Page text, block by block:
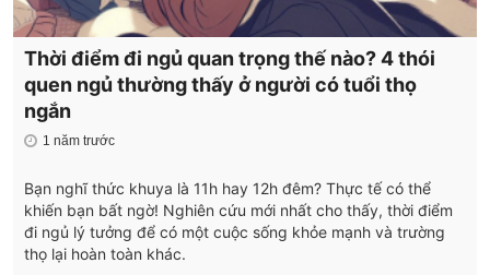
Thời điểm đi ngủ quan trọng thế nào? 4 thói
quen ngủ thường thấy ở người có tuổi thọ
ngắn
1 năm trước
Bạn nghĩ thức khuya là 11h hay 12h đêm? Thực tế có thể
khiến bạn bất ngờ! Nghiên cứu mới nhất cho thấy, thời điểm
đi ngủ lý tưởng để có một cuộc sống khỏe mạnh và trường
thọ lại hoàn toàn khác.